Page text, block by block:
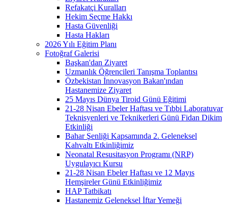
Refakatçi Kuralları
Hekim Seçme Hakkı
Hasta Güvenliği
Hasta Hakları
2026 Yılı Eğitim Planı
Fotoğraf Galerisi
Başkan'dan Ziyaret
Uzmanlık Öğrencileri Tanışma Toplantısı
Özbekistan İnnovasyon Bakan'ından
Hastanemize Ziyaret
25 Mayıs Dünya Tiroid Günü Eğitimi
21-28 Nisan Ebeler Haftası ve Tıbbi Laboratuvar
Teknisyenleri ve Teknikerleri Günü Fidan Dikim
Etkinliği
Bahar Şenliği Kapsamında 2. Geleneksel
Kahvaltı Etkinliğimiz
Neonatal Resusitasyon Programı (NRP)
Uygulayıcı Kursu
21-28 Nisan Ebeler Haftası ve 12 Mayıs
Hemşireler Günü Etkinliğimiz
HAP Tatbikatı
Hastanemiz Geleneksel İftar Yemeği